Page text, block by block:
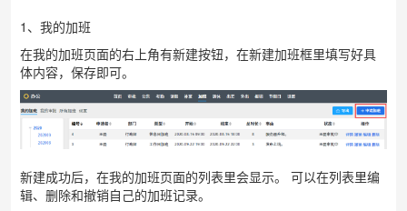
1、我的加班
在我的加班页面的右上角有新建按钮，在新建加班框里填写好具
体内容，保存即可。
新建成功后，在我的加班页面的列表里会显示。 可以在列表里编
辑、删除和撤销自己的加班记录。